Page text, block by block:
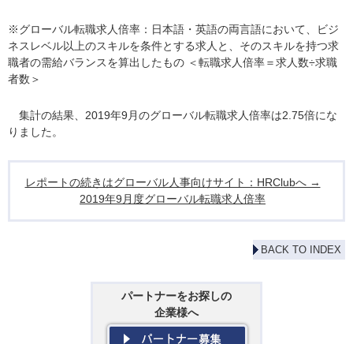
※グローバル転職求人倍率：日本語・英語の両言語において、ビジ
ネスレベル以上のスキルを条件とする求人と、そのスキルを持つ求
職者の需給バランスを算出したもの ＜転職求人倍率＝求人数÷求職
者数＞
集計の結果、2019年9月のグローバル転職求人倍率は2.75倍にな
りました。
レポートの続きはグローバル人事向けサイト：HRClubへ →
2019年9月度グローバル転職求人倍率
BACK TO INDEX
パートナーをお探しの
企業様へ